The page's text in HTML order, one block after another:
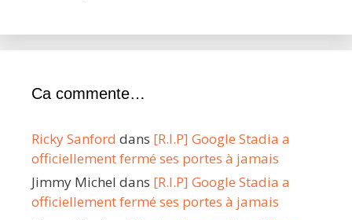
Ca commente…
Ricky Sanford dans [R.I.P] Google Stadia a
officiellement fermé ses portes à jamais
Jimmy Michel dans [R.I.P] Google Stadia a
officiellement fermé ses portes à jamais